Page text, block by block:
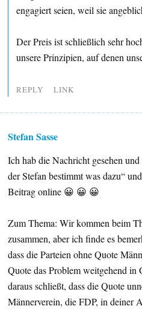
engagiert seien, weil sie
Der Preis ist schließlich sehr
unsere Prinzipien, auf denen
REPLY LINK
Stefan Sasse
Ich hab die Nachricht gesehen
der Stefan bestimmt was dazu“
Beitrag online 😀 😀 😀
Zum Thema: Wir kommen beim
zusammen, aber ich finde es
dass die Parteien ohne Quote
Quote das Problem weitgehend in
daraus schließt, dass die Quote
Männerverein, die FDP, in deiner